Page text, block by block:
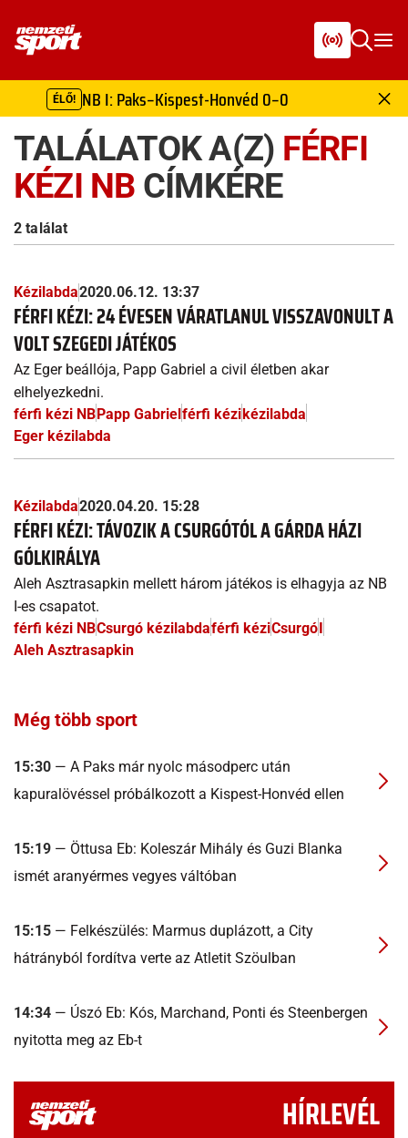
ÉLŐ! NB I: Paks–Kispest-Honvéd 0–0
TALÁLATOK A(Z) FÉRFI
KÉZI NB CÍMKÉRE
2 találat
Kézilabda2020.06.12. 13:37
FÉRFI KÉZI: 24 ÉVESEN VÁRATLANUL VISSZAVONULT A
VOLT SZEGEDI JÁTÉKOS
Az Eger beállója, Papp Gabriel a civil életben akar
elhelyezkedni.
férfi kézi NBPapp Gabrielférfi kézikézilabda
Eger kézilabda
Kézilabda2020.04.20. 15:28
FÉRFI KÉZI: TÁVOZIK A CSURGÓTÓL A GÁRDA HÁZI
GÓLKIRÁLYA
Aleh Asztrasapkin mellett három játékos is elhagyja az NB
I-es csapatot.
férfi kézi NBCsurgó kézilabdaférfi kéziCsurgóI
Aleh Asztrasapkin
Még több sport
15:30 — A Paks már nyolc másodperc után
kapuralövéssel próbálkozott a Kispest-Honvéd ellen
15:19 — Öttusa Eb: Koleszár Mihály és Guzi Blanka
ismét aranyérmes vegyes váltóban
15:15 — Felkészülés: Marmus duplázott, a City
hátrányból fordítva verte az Atletit Szöulban
14:34 — Úszó Eb: Kós, Marchand, Ponti és Steenbergen
nyitotta meg az Eb-t
HÍRLEVÉL